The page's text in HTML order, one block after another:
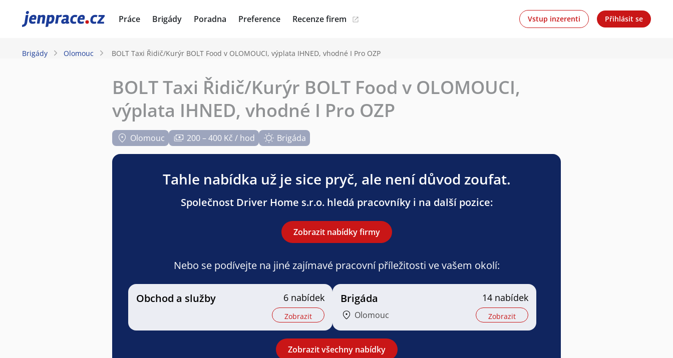
JenPráce.cz Práce Brigády Poradna Preference Recenze firem Vstup inzerenti Přihlásit se
Brigády Olomouc BOLT Taxi Řidič/Kurýr BOLT Food v OLOMOUCI, výplata IHNED, vhodné I Pro OZP
BOLT Taxi Řidič/Kurýr BOLT Food v OLOMOUCI,
výplata IHNED, vhodné I Pro OZP
Olomouc 200 – 400 Kč / hod Brigáda
Tahle nabídka už je sice pryč, ale není důvod zoufat.
Společnost Driver Home s.r.o. hledá pracovníky i na další pozice:
Zobrazit nabídky firmy
Nebo se podívejte na jiné zajímavé pracovní příležitosti ve vašem okolí:
Obchod a služby 6 nabídek
Zobrazit
Brigáda
Olomouc
14 nabídek
Zobrazit
Zobrazit všechny nabídky